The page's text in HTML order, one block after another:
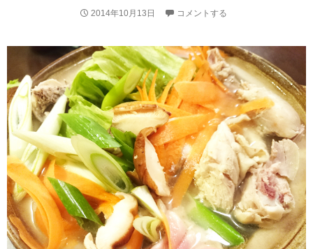
2014年10月13日 コメントする